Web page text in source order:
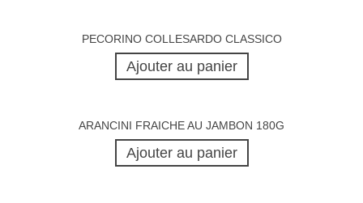
PECORINO COLLESARDO CLASSICO
Ajouter au panier
ARANCINI FRAICHE AU JAMBON 180G
Ajouter au panier